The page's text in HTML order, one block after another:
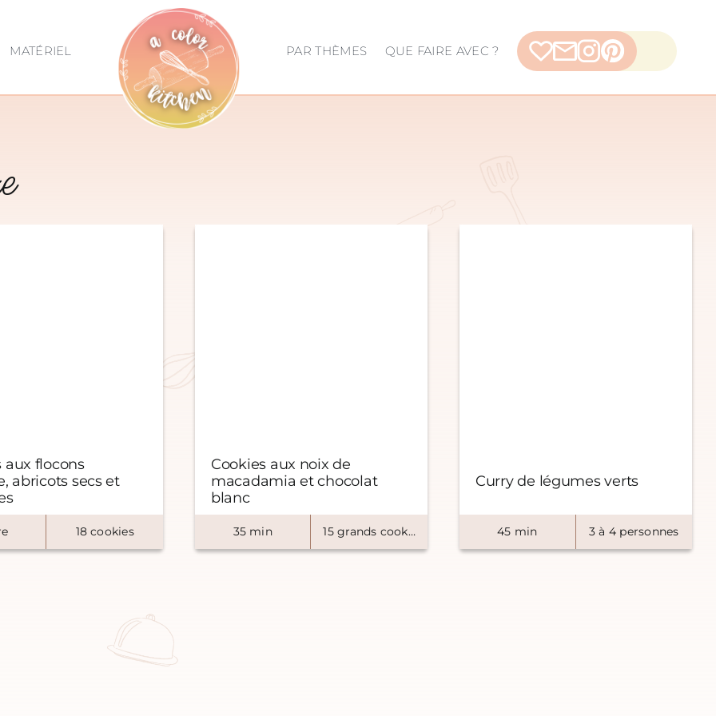
MATÉRIEL PAR THÈMES QUE FAIRE AVEC ?
aux flocons
abricots secs et
18 cookies
Cookies aux noix de
macadamia et chocolat
blanc
35min 15grands cookies
Curry de légumes verts
45 min 3 à 4 personnes